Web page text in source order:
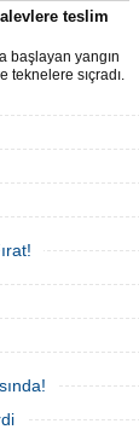
teslim
başlayan yangın
teknelere sıçradı.